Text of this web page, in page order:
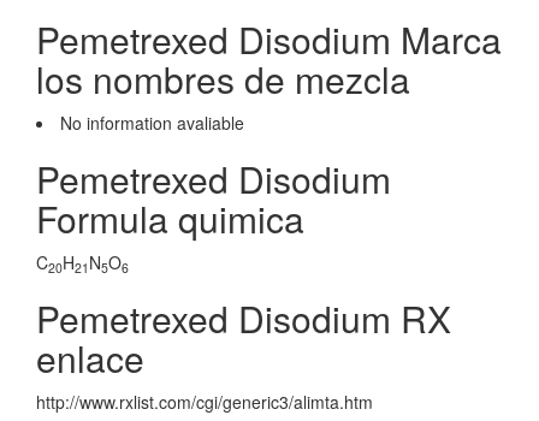
Pemetrexed Disodium Marca
los nombres de mezcla
No information avaliable
Pemetrexed Disodium
Formula quimica
C20H21 N5O6
Pemetrexed Disodium RX
enlace
http://www.rxlist.com/cgi/generic3/alimta.htm